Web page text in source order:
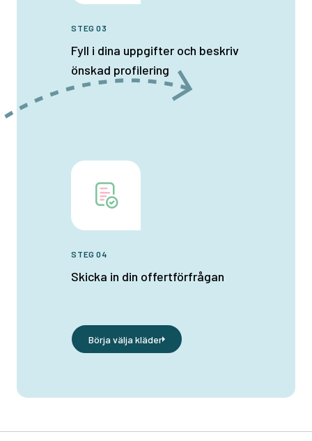
STEG 03
Fyll i dina uppgifter och beskriv
önskad profilering
STEG 04
Skicka in din offertförfrågan
Börja välja kläder